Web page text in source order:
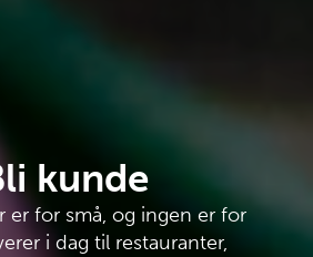
kunde
er for små, og ingen er for
i dag til restauranter,